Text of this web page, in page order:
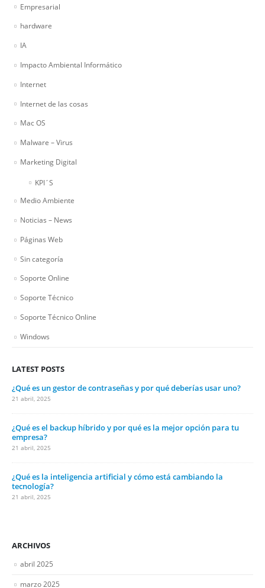
Empresarial
hardware
IA
Impacto Ambiental Informático
Internet
Internet de las cosas
Mac OS
Malware – Virus
Marketing Digital
KPI´S
Medio Ambiente
Noticias – News
Páginas Web
Sin categoría
Soporte Online
Soporte Técnico
Soporte Técnico Online
Windows
LATEST POSTS
¿Qué es un gestor de contraseñas y por qué deberías usar uno?
21 abril, 2025
¿Qué es el backup híbrido y por qué es la mejor opción para tu
empresa?
21 abril, 2025
¿Qué es la inteligencia artificial y cómo está cambiando la
tecnología?
21 abril, 2025
ARCHIVOS
abril 2025
marzo 2025